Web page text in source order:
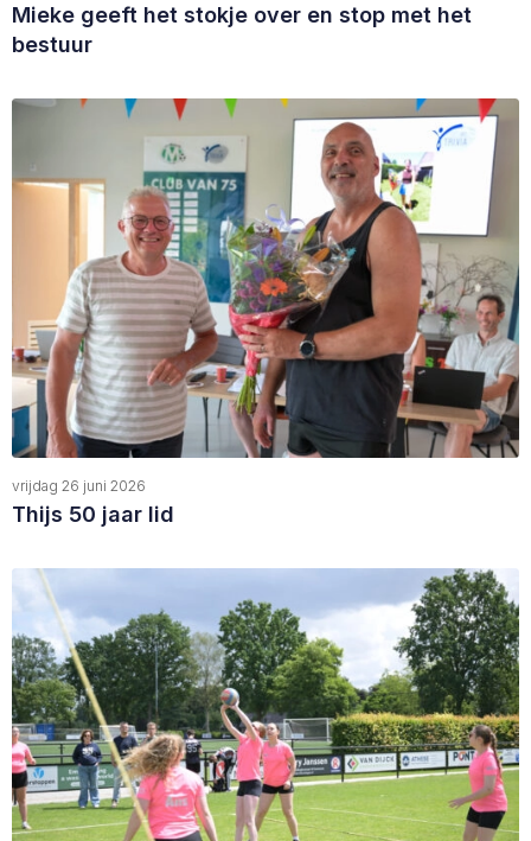
Mieke geeft het stokje over en stop met het
bestuur
vrijdag 26 juni 2026
Thijs 50 jaar lid